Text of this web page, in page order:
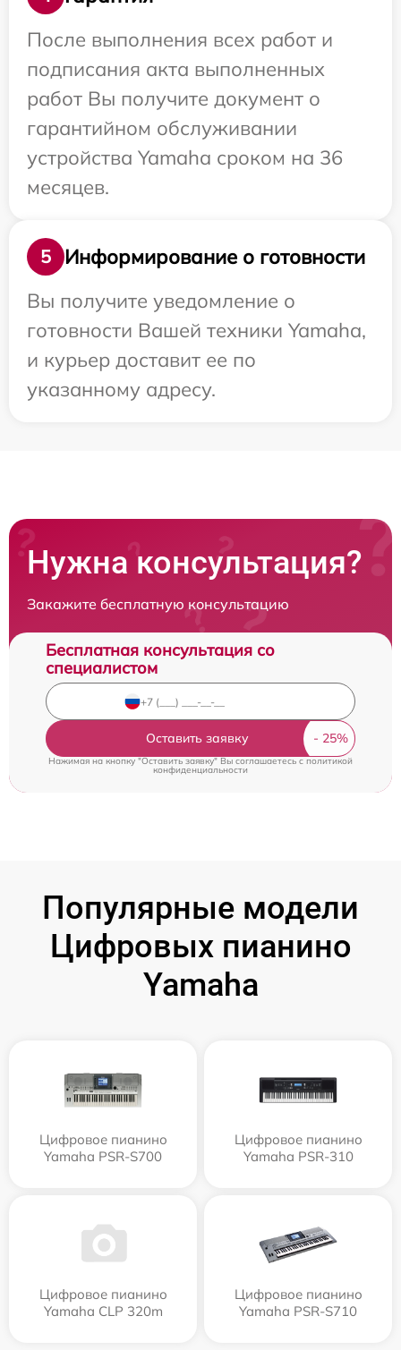
После выполнения всех работ и
подписания акта выполненных
работ Вы получите документ о
гарантийном обслуживании
устройства Yamaha сроком на 36
месяцев.
5
Информирование о готовности
Вы получите уведомление о
готовности Вашей техники Yamaha,
и курьер доставит ее по
указанному адресу.
Нужна консультация?
Закажите бесплатную консультацию
Бесплатная консультация со
специалистом
Оставить заявку
Нажимая на кнопку "Оставить заявку" Вы соглашаетесь cполитикой
конфиденциальности
Популярные модели
Цифровых пианино
Yamaha
Цифровое пианино
Yamaha PSR-S700
Цифровое пианино
Yamaha PSR-310
Цифровое пианино
Yamaha CLP 320m
Цифровое пианино
Yamaha PSR-S710